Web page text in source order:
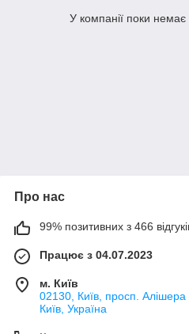
У компанії поки немає
Про нас
99% позитивних з 466
Працює з 04.07.2023
м. Київ
02130, Київ, просп.
Київ, Україна